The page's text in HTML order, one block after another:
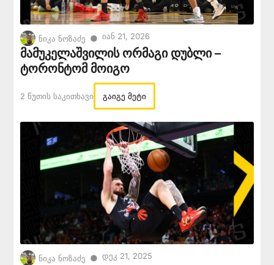
ნიკა ნოზაძე ● Იან 21, 2026
მამუკელაშვილის ორმაგი დუბლი –
ტორონტომ მოიგო
2 Წუთის Საკითხავი გაიგე მეტი
ნიკა ნოზაძე ● Დეკ 21, 2025